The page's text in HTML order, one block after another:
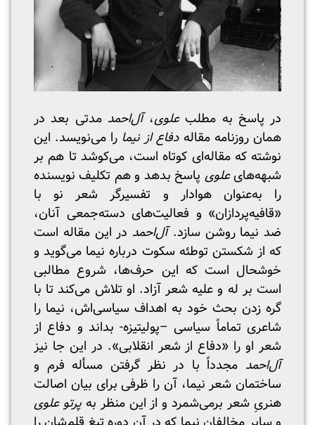
در پاسخ به مطلبعلوی،آل‌احمد مدتی بعد در
همان روزنامه مقاله دفاع از نیما را می‌نویسد. این
نوشته که مقاله‌ای کوتاه است، می‌کوشد تا هم بر
شبهه‌هایعلوی پاسخ بدهد و هم تکلیف نویسنده
را به‌عنوان هوادار و تفسیرگر شعر نو با
«قافیه‌پردازان» و فعالیت‌های دسته‌‌جمعی آنان،
ضد نیما روشن سازد.آل‌احمد در این مقاله‌ است
که از شکستن توطئه سکوت درباره نیما می‌گوید و
خوشحال است که این حرف‌ها، شروع مطالبی
است بر له و علیه شعر آزاد. او تلاش می‌کند تا با
گره زدن بحث خود به اهداف سیاسی‌اش، نیما را
شاعری تماماً سیاسی –پولیتیزه- بداند و دفاع از
شعر او را «دفاع از شعر انقلابی». در این جا نیز
آل‌احمد مجدداً با در نظر گرفتن مسأله فرم و
ساختمان شعر نیما، آن را ظرفی برای بیان اصالت
هنریِ شعر برمی‌شمرد و از این منظر بهپرتو علوی